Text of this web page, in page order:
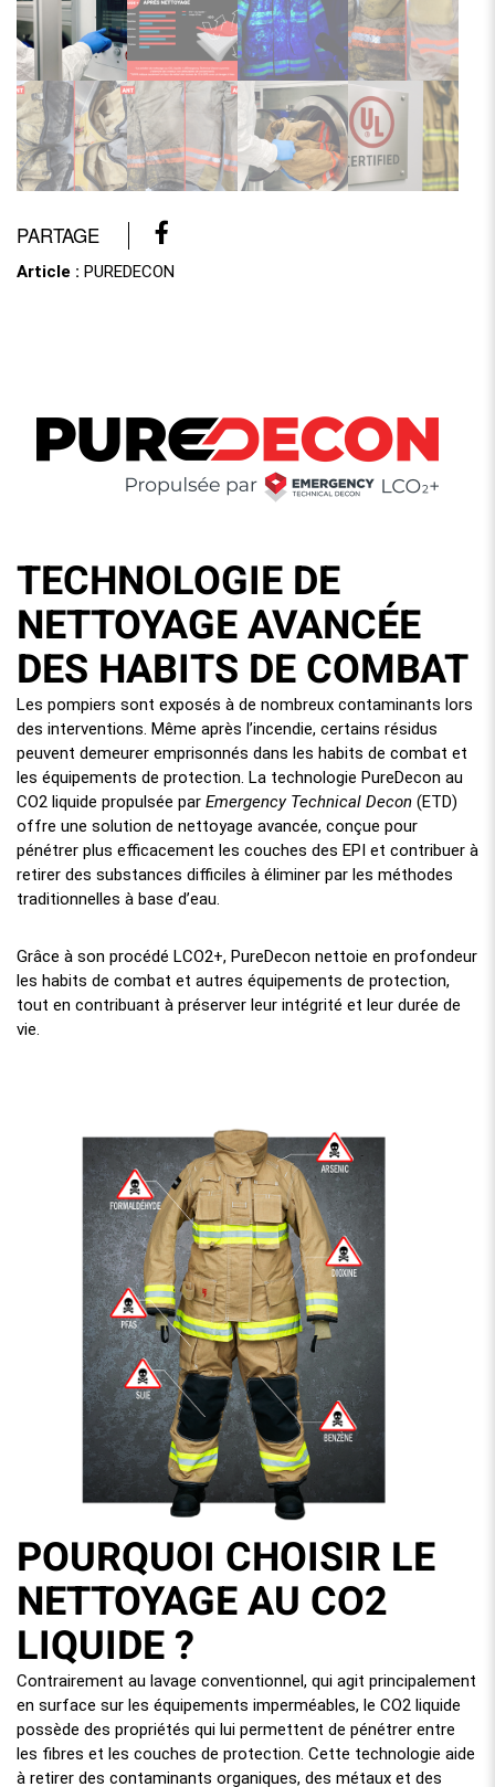
PARTAGE
Article : PUREDECON
TECHNOLOGIE DE
NETTOYAGE AVANCÉE
DES HABITS DE COMBAT
Les pompiers sont exposés à de nombreux contaminants lors
des interventions. Même après l’incendie, certains résidus
peuvent demeurer emprisonnés dans les habits de combat et
les équipements de protection. La technologie PureDecon au
CO2 liquide propulsée par Emergency Technical Decon (ETD)
offre une solution de nettoyage avancée, conçue pour
pénétrer plus efficacement les couches des EPI et contribuer à
retirer des substances difficiles à éliminer par les méthodes
traditionnelles à base d’eau.
Grâce à son procédé LCO2+, PureDecon nettoie en profondeur
les habits de combat et autres équipements de protection,
tout en contribuant à préserver leur intégrité et leur durée de
vie.
POURQUOI CHOISIR LE
NETTOYAGE AU CO2
LIQUIDE ?
Contrairement au lavage conventionnel, qui agit principalement
en surface sur les équipements imperméables, le CO2 liquide
possède des propriétés qui lui permettent de pénétrer entre
les fibres et les couches de protection. Cette technologie aide
à retirer des contaminants organiques, des métaux et des